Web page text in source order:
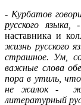
- Курбатов
русского языка,
-
наставника и
жизнь русского
страшное. Ум,
важные слова
пора в утиль,
не жалок -
литературный